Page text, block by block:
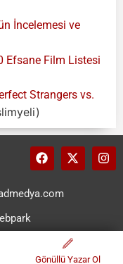
İncelemesi ve
Efsane Film Listesi
Strangers vs.
Gönüllü Yazar Ol